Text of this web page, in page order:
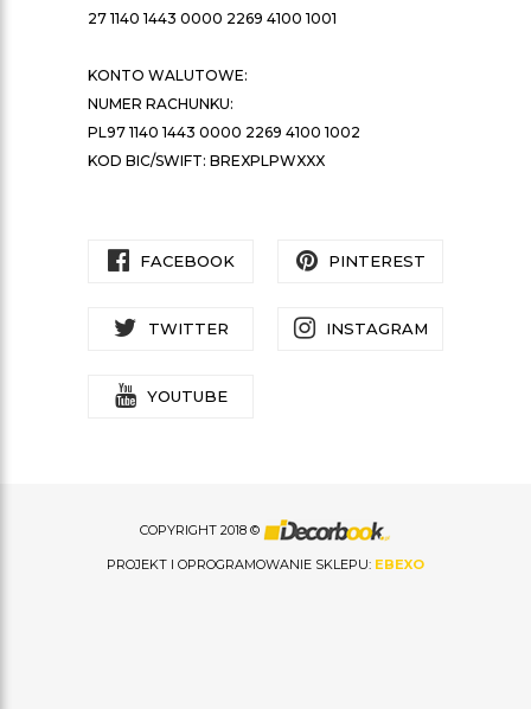
27 1140 1443 0000 2269 4100 1001
KONTO WALUTOWE:
NUMER RACHUNKU:
PL97 1140 1443 0000 2269 4100 1002
KOD BIC/SWIFT: BREXPLPWXXX
FACEBOOK PINTEREST
TWITTER INSTAGRAM
YOUTUBE
COPYRIGHT 2018 ©
PROJEKT I OPROGRAMOWANIE SKLEPU: EBEXO